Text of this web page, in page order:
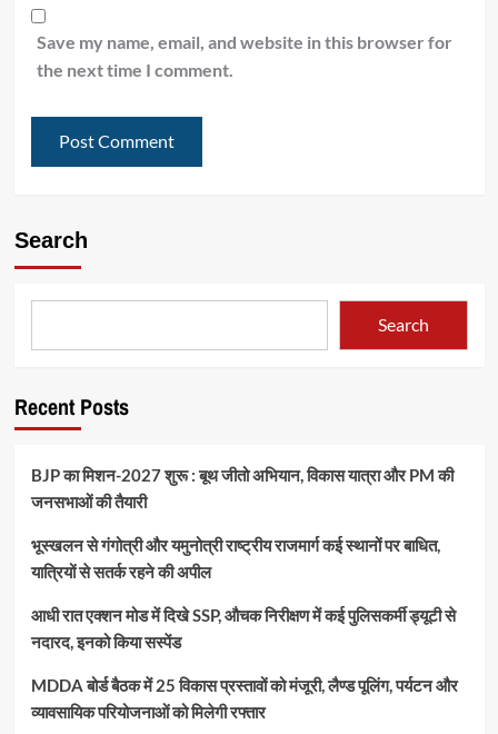
Save my name, email, and website in this browser for
the next time I comment.
Search
Search
Recent Posts
BJP का मिशन-2027 शुरू : बूथ जीतो अभियान, विकास यात्रा और PM की
जनसभाओं की तैयारी
भूस्खलन से गंगोत्री और यमुनोत्री राष्ट्रीय राजमार्ग कई स्थानों पर बाधित,
यात्रियों से सतर्क रहने की अपील
आधी रात एक्शन मोड में दिखे SSP, औचक निरीक्षण में कई पुलिसकर्मी ड्यूटी से
नदारद, इनको किया सस्पेंड
MDDA बोर्ड बैठक में 25 विकास प्रस्तावों को मंजूरी, लैण्ड पूलिंग, पर्यटन और
व्यावसायिक परियोजनाओं को मिलेगी रफ्तार